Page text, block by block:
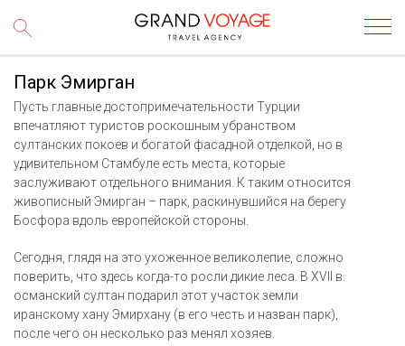
Парк Эмирган
Пусть главные достопримечательности Турции
впечатляют туристов роскошным убранством
султанских покоев и богатой фасадной отделкой, но в
удивительном Стамбуле есть места, которые
заслуживают отдельного внимания. К таким относится
живописный Эмирган – парк, раскинувшийся на берегу
Босфора вдоль европейской стороны.
Сегодня, глядя на это ухоженное великолепие, сложно
поверить, что здесь когда-то росли дикие леса. В XVII
в.
османский султан подарил этот участок земли
иранскому хану Эмирхану (в его честь и назван парк),
после чего он несколько раз менял хозяев.